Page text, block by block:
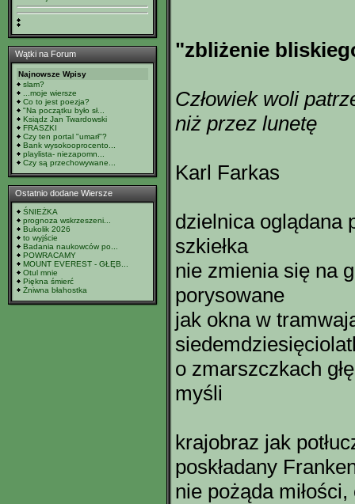
Wątki na Forum
Najnowsze Wpisy
slam?
...moje wiersze
Co to jest poezja?
"Na początku było sł...
Ksiądz Jan Twardowski
FRASZKI
Czy ten portal "umarł"?
Bank wysokooprocento...
playlista- niezapomn...
Czy są przechowywane...
Ostatnio dodane Wiersze
ŚNIEŻKA
prognoza wskrzeszeni...
Bukolik 2026
to wyjście
Badania naukowców po...
POWRACAMY
MOUNT EVEREST - GŁĘB...
Otul mnie
Piękna śmierć
Żniwna błahostka
"zbliżenie
Człowiek woli
niż przez lunetę
Karl Farkas
dzielnica oglądana
szkiełka
nie zmienia się na
porysowane
jak okna w
o zmarszczkach
myśli
krajobraz jak
poskładany
nie pożąda